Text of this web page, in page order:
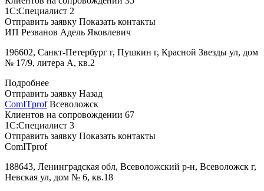
1С:Специалист 2
Отправить заявку Показать контакты
ИП Резванов Адель Яковлевич
196602, Санкт-Петербург г, Пушкин г, Красной Звезды ул, дом
№ 17/9, литера А, кв.2
Подробнее
Отправить заявку Назад
ComITprof Всеволожск
Клиентов на сопровождении 67
1С:Специалист 3
Отправить заявку Показать контакты
ComITprof
188643, Ленинградская обл, Всеволожский р-н, Всеволожск г,
Невская ул, дом № 6, кв.18